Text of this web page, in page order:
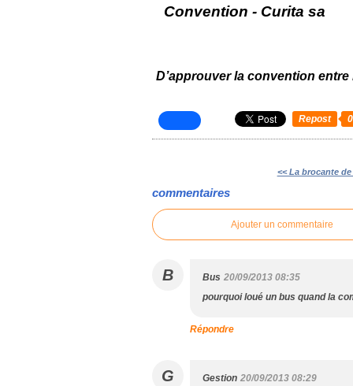
Convention - Curita sa
D’approuver la convention entre
Repost 0
<< La brocante
commentaires
Ajouter un commentaire
B Bus 20/09/2013 08:35
pourquoi loué un bus quand la
Répondre
G Gestion 20/09/2013 08:29